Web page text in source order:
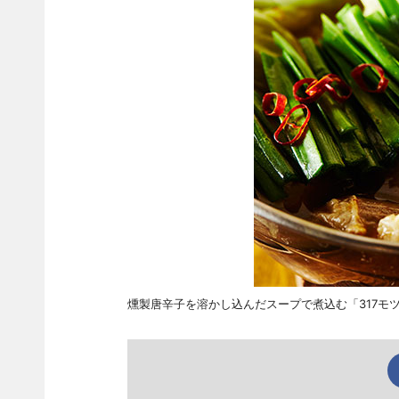
燻製唐辛子を溶かし込んだスープで煮込む「317モ